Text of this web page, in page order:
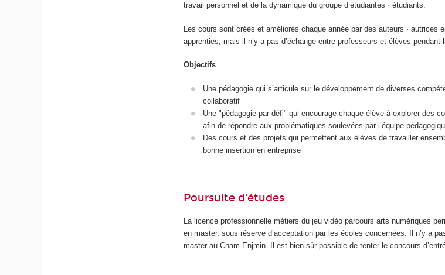
travail personnel et de la dynamique du groupe d’étudiantes · étudiants.
Les cours sont créés et améliorés chaque année par des auteurs · autrices
apprenties, mais il n’y a pas d’échange entre professeurs et élèves pendant
Objectifs
Une pédagogie qui s’articule sur le développement de diverses
collaboratif
Une "pédagogie par défi" qui encourage chaque élève à explorer des
afin de répondre aux problématiques soulevées par l’équipe
Des cours et des projets qui permettent aux élèves de travailler
bonne insertion en entreprise
Poursuite d'études
La licence professionnelle métiers du jeu vidéo parcours arts numériques
en master,sous réserve d’acceptation par les écoles concernées. Il n’y a
master au Cnam Enjmin. Il est bien sûr possible de tenter le concours